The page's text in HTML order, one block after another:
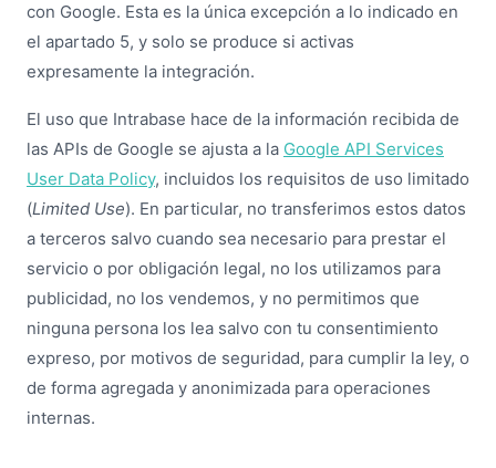
con Google. Esta es la única excepción a lo indicado en
el apartado 5, y solo se produce si activas
expresamente la integración.
El uso que Intrabase hace de la información recibida de
las APIs de Google se ajusta a la Google API Services
User Data Policy, incluidos los requisitos de uso limitado
(Limited Use). En particular, no transferimos estos datos
a terceros salvo cuando sea necesario para prestar el
servicio o por obligación legal, no los utilizamos para
publicidad, no los vendemos, y no permitimos que
ninguna persona los lea salvo con tu consentimiento
expreso, por motivos de seguridad, para cumplir la ley, o
de forma agregada y anonimizada para operaciones
internas.